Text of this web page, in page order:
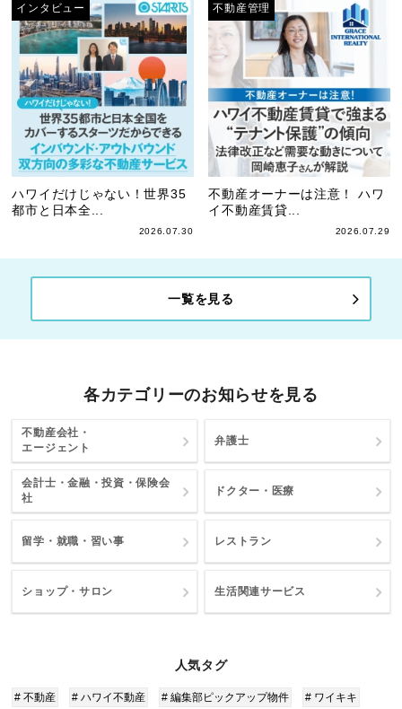
インタビュー
ハワイだけじゃない！世界35
都市と日本全...
2026.07.30
不動産管理
不動産オーナーは注意！ ハワ
イ不動産賃貸...
2026.07.29
一覧を見る
各カテゴリーのお知らせを見る
不動産会社・
エージェント
弁護士
会計士・金融・投資・保険会
社
ドクター・医療
留学・就職・習い事 レストラン
ショップ・サロン 生活関連サービス
人気タグ
# 不動産 # ハワイ不動産 # 編集部ピックアップ物件 # ワイキキ